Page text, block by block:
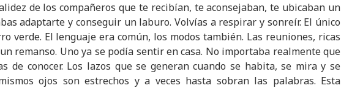
de los compañeros que te recibían, te aconsejaban, te ubicaban un
adaptarte y conseguir un laburo. Volvías a respirar y sonreír. El único
verde. El lenguaje era común, los modos también. Las reuniones, ricas
remanso. Uno ya se podía sentir en casa. No importaba realmente que
de conocer. Los lazos que se generan cuando se habita, se mira y se
ojos son estrechos y a veces hasta sobran las palabras. Esta